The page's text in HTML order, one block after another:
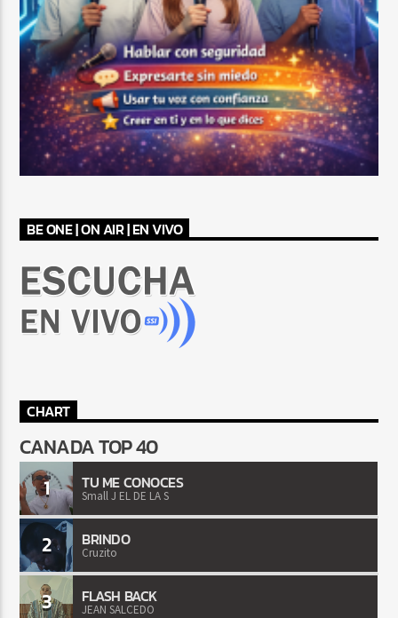
BE ONE | ON AIR | EN VIVO
CHART
CANADA TOP 40
1 TU ME CONOCES
Small J EL DE LA S
2 BRINDO
Cruzito
3 FLASH BACK
JEAN SALCEDO